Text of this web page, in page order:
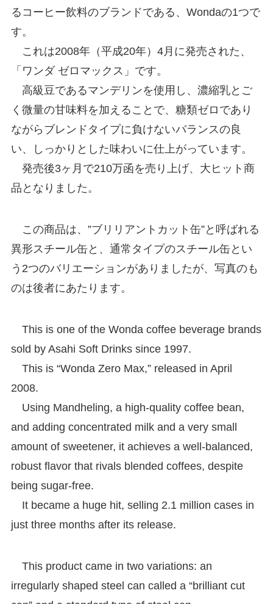
るコーヒー飲料のブランドである、Wondaの1つで
す。
これは2008年（平成20年）4月に発売された、
「ワンダ ゼロマックス」です。
高級豆であるマンデリンを使用し、濃縮乳とご
く微量の甘味料を加えることで、糖類ゼロであり
ながらブレンドタイプに負けないバランスの良
い、しっかりとした味わいに仕上がっています。
発売後3ヶ月で210万函を売り上げ、大ヒット商
品となりました。
この商品は、”ブリリアントカット缶”と呼ばれる
異形スチール缶と、通常タイプのスチール缶とい
う2つのバリエーションがありましたが、写真のも
のは後者にあたります。
This is one of the Wonda coffee beverage brands
sold by Asahi Soft Drinks since 1997.
This is “Wonda Zero Max,” released in April
2008.
Using Mandheling, a high-quality coffee bean,
and adding concentrated milk and a very small
amount of sweetener, it achieves a well-balanced,
robust flavor that rivals blended coffees, despite
being sugar-free.
It became a huge hit, selling 2.1 million cases in
just three months after its release.
This product came in two variations: an
irregularly shaped steel can called a “brilliant cut